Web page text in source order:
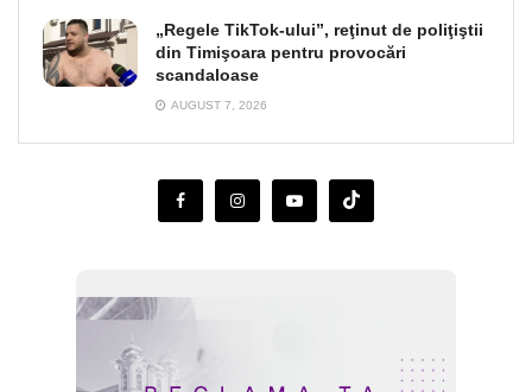
„Regele TikTok-ului”, reţinut de poliţiştii
din Timişoara pentru provocări
scandaloase
AUGUST 7, 2026